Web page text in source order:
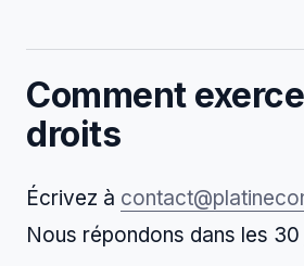
Comment
droits
Écrivez à
Nous répondons dans les 30